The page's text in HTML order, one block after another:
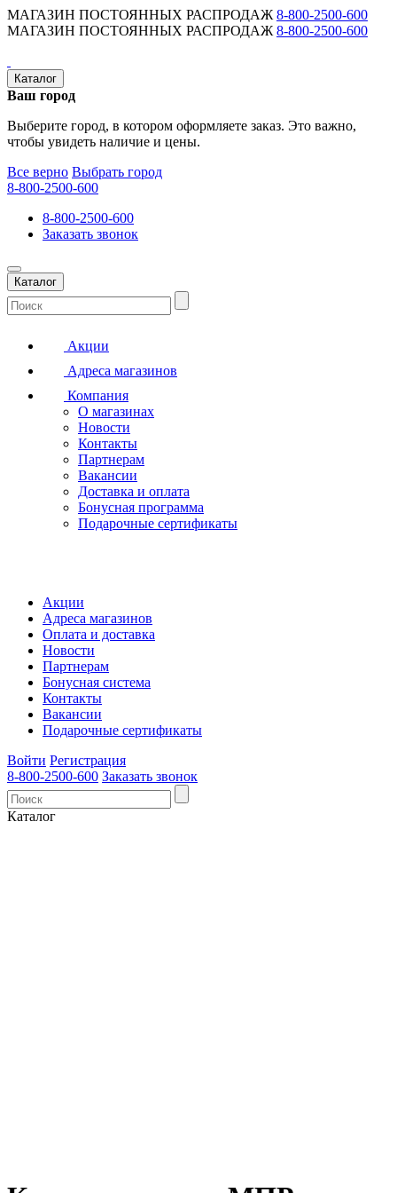
МАГАЗИН ПОСТОЯННЫХ РАСПРОДАЖ 8-800-2500-600
МАГАЗИН ПОСТОЯННЫХ РАСПРОДАЖ 8-800-2500-600
Каталог
Ваш город
Выберите город, в котором оформляете заказ. Это важно,
чтобы увидеть наличие и цены.
Все верно Выбрать город
8-800-2500-600
8-800-2500-600
Заказать звонок
Каталог
Акции
Адреса магазинов
Компания
О магазинах
Новости
Контакты
Партнерам
Вакансии
Доставка и оплата
Бонусная программа
Подарочные сертификаты
Акции
Адреса магазинов
Оплата и доставка
Новости
Партнерам
Бонусная система
Контакты
Вакансии
Подарочные сертификаты
Войти Регистрация
8-800-2500-600 Заказать звонок
Каталог